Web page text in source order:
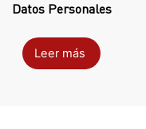
Datos Personales
Leer más